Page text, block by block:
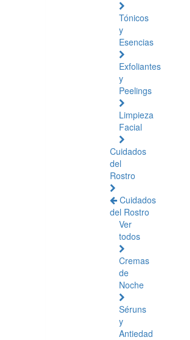
Tónicos
y
Esencias
Exfoliantes
y
Peelings
Limpieza
Facial
Cuidados
del
Rostro
Cuidados
del Rostro
Ver
todos
Cremas
de
Noche
Séruns
y
Antiedad